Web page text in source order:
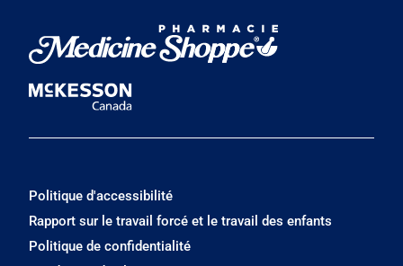
Politique d'accessibilité
Rapport sur le travail forcé et le travail des enfants
Politique de confidentialité